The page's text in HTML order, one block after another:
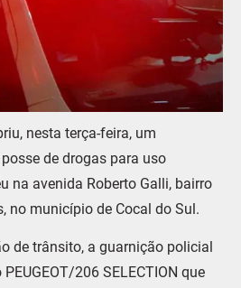
nesta terça-feira, um
de drogas para uso
na avenida Roberto Galli, bairro
no município de Cocal do Sul.
de trânsito, a guarnição policial
206 SELECTION que